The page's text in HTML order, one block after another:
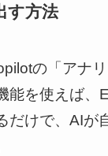
す方法
の「アナ
能を使えば、
だけで、AIが